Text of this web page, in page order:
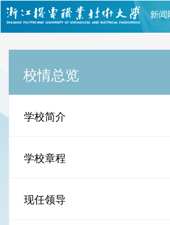
校情总览
学校简介
学校章程
现任领导